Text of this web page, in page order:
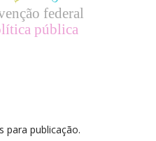
federal
pública
para publicação.